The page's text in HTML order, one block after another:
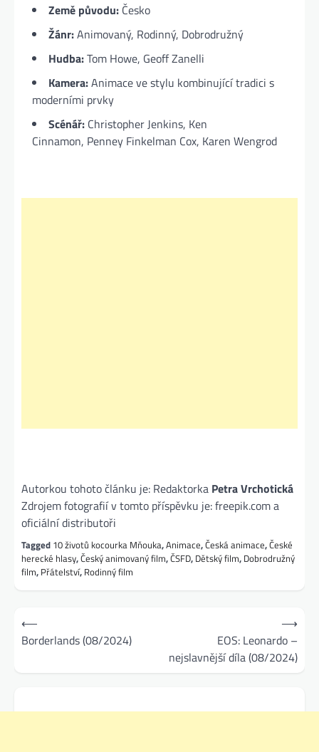
Země původu: Česko
Žánr:Animovaný, Rodinný, Dobrodružný
Hudba:Tom Howe, Geoff Zanelli
Kamera:Animace ve stylu kombinující tradici s
moderními prvky
Scénář: Christopher Jenkins, Ken
Cinnamon, Penney Finkelman Cox, Karen Wengrod
Autorkou tohoto článku je: Redaktorka Petra Vrchotická
Zdrojem fotografií v tomto příspěvku je: freepik.com a
oficiální distributoři
Tagged 10 životů kocourka Mňouka,Animace,Česká animace,České
herecké hlasy,Český animovaný film,ČSFD, Dětský film, Dobrodružný
film, Přátelství, Rodinný film
Navigace
pro
⟵
Borderlands (08/2024)
EOS: Leonardo –
nejslavnější díla (08/2024)
⟶